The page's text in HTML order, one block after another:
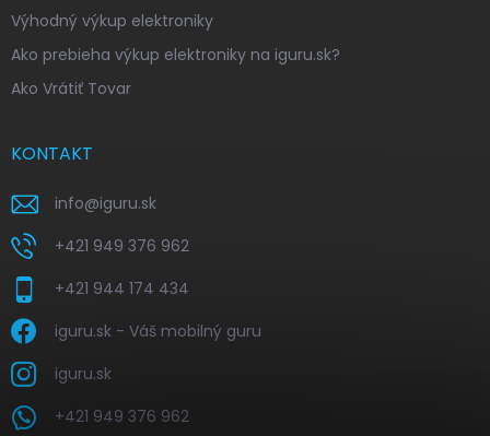
Výhodný výkup elektroniky
Ako prebieha výkup elektroniky na iguru.sk?
Ako Vrátiť Tovar
KONTAKT
info@iguru.sk
+421 949 376 962
+421 944 174 434
iguru.sk - Váš mobilný guru
iguru.sk
+421 949 376 962